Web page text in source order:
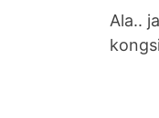
Ala..